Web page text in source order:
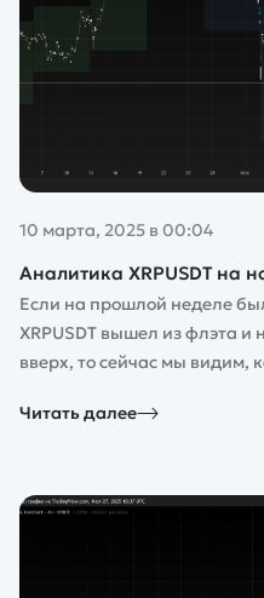
10 марта, 2025 в 00:04
Аналитика XRPUSDT на
Если на прошлой неделе
XRPUSDT вышел из флэта и
вверх, то сейчас мы видим,
Читать далее